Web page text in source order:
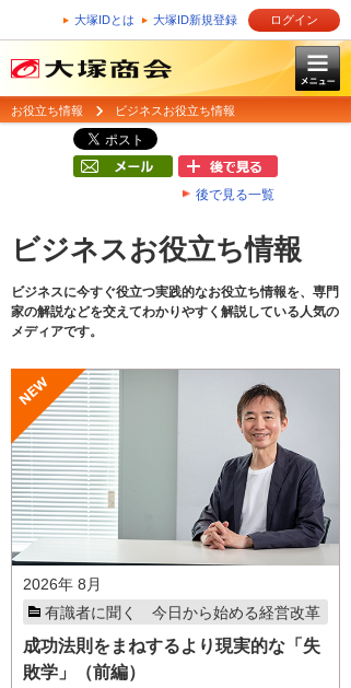
大塚IDとは 大塚ID新規登録 ログイン
お役立ち情報 ビジネスお役立ち情報
後で見る一覧
ビジネスお役立ち情報
ビジネスに今すぐ役立つ実践的なお役立ち情報を、専門
家の解説などを交えてわかりやすく解説している人気の
メディアです。
2026年 8月
有識者に聞く 今日から始める経営改革
成功法則をまねするより現実的な「失
敗学」（前編）